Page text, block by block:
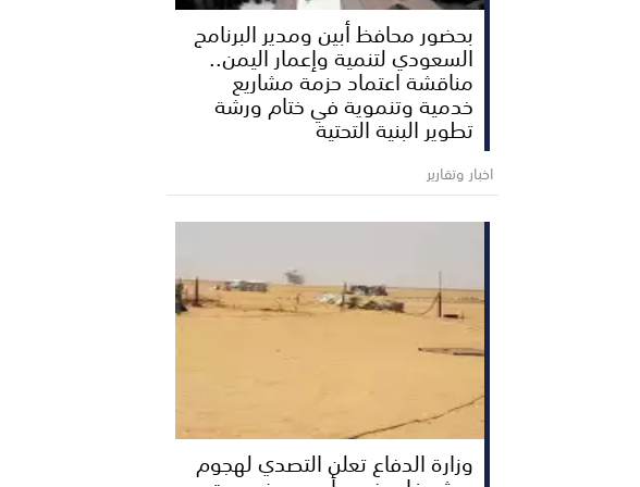
بحضور محافظ أبين ومدير البرنامج
السعودي لتنمية وإعمار اليمن..
مناقشة اعتماد حزمة مشاريع
خدمية وتنموية في ختام ورشة
تطوير البنية التحتية
اخبار وتقارير
وزارة الدفاع تعلن التصدي لهجوم